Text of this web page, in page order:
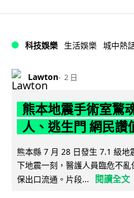
科技娛樂 生活娛樂 城中熱
Lawton 2 日
熊本地震手術室驚
人、逃生門 網民讚
熊本縣 7 月 28 日發生 7.1 級地
下地震一刻，醫護人員臨危不
保出口流通。片段...
閱讀全文